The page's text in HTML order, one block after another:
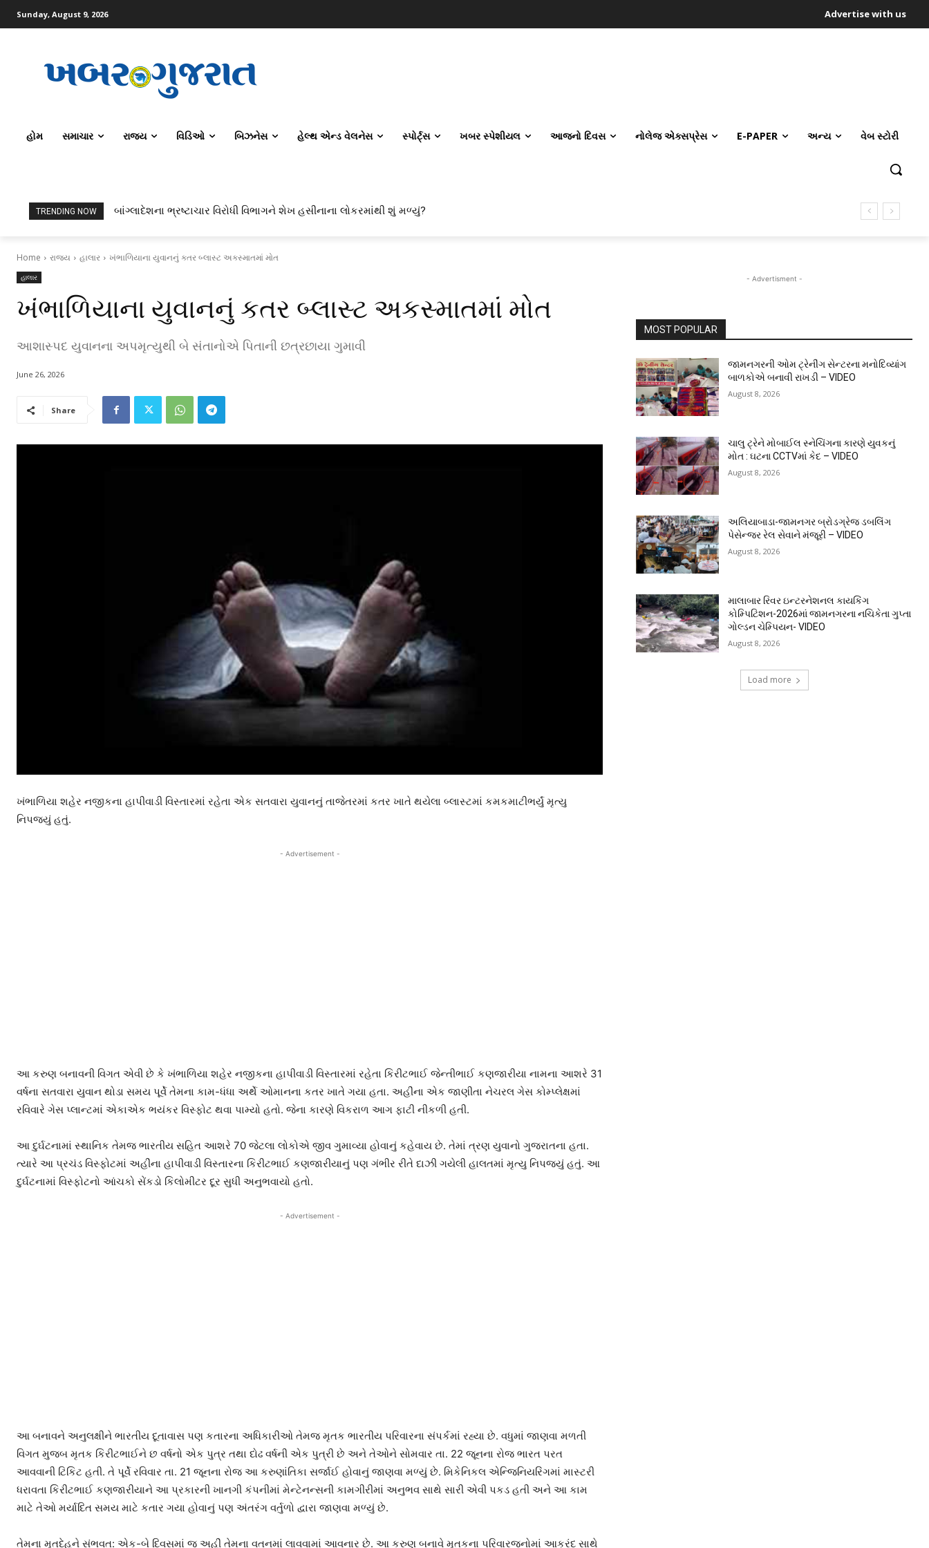
Sunday, August 9, 2026 Advertise with us
હોમ સમાચાર રાજ્ય વિડિઓ બિઝનેસ હેલ્થ એન્ડ વેલનેસ સ્પોર્ટ્સ ખબર સ્પેશીયલ આજનો દિવસ નોલેજ એક્સપ્રેસ E-PAPER અન્ય વેબ સ્ટોરી
TRENDING NOW બાંગ્લાદેશના ભ્રષ્ટાચાર વિરોધી વિભાગને શેખ હસીનાના લોકરમાંથી શું મળ્યું?
Home રાજ્ય હાલાર ખંભાળિયાના યુવાનનું કતર બ્લાસ્ટ અકસ્માતમાં મોત
હાલાર
ખંભાળિયાના યુવાનનું કતર બ્લાસ્ટ અકસ્માતમાં મોત
આશાસ્પદ યુવાનના અપમૃત્યુથી બે સંતાનોએ પિતાની છત્રછાયા ગુમાવી
June 26, 2026
Share
ખંભાળિયા શહેર નજીકના હાપીવાડી વિસ્તારમાં રહેતા એક સતવારા યુવાનનું તાજેતરમાં કતર ખાતે થયેલા બ્લાસ્ટમાં કમકમાટીભર્યું મૃત્યુ
નિપજ્યું હતું.
- Advertisement -
આ કરુણ બનાવની વિગત એવી છે કે ખંભાળિયા શહેર નજીકના હાપીવાડી વિસ્તારમાં રહેતા કિરીટભાઈ જેન્તીભાઈ કણજારીયા નામના આશરે 31
વર્ષના સતવારા યુવાન થોડા સમય પૂર્વે તેમના કામ-ધંધા અર્થે ઓમાનના કતર ખાતે ગયા હતા. અહીંના એક જાણીતા નેચરલ ગેસ કોમ્પ્લેક્ષમાં
રવિવારે ગેસ પ્લાન્ટમાં એકાએક ભયંકર વિસ્ફોટ થવા પામ્યો હતો. જેના કારણે વિકરાળ આગ ફાટી નીકળી હતી.
આ દુર્ઘટનામાં સ્થાનિક તેમજ ભારતીય સહિત આશરે 70 જેટલા લોકોએ જીવ ગુમાવ્યા હોવાનું કહેવાય છે. તેમાં ત્રણ યુવાનો ગુજરાતના હતા.
ત્યારે આ પ્રચંડ વિસ્ફોટમાં અહીંના હાપીવાડી વિસ્તારના કિરીટભાઈ કણજારીયાનું પણ ગંભીર રીતે દાઝી ગયેલી હાલતમાં મૃત્યુ નિપજ્યું હતું. આ
દુર્ઘટનામાં વિસ્ફોટનો આંચકો સેંકડો કિલોમીટર દૂર સુધી અનુભવાયો હતો.
- Advertisement -
આ બનાવને અનુલક્ષીને ભારતીય દૂતાવાસ પણ કતારના અધિકારીઓ તેમજ મૃતક ભારતીય પરિવારના સંપર્કમાં રહ્યા છે. વધુમાં જાણવા મળતી
વિગત મુજબ મૃતક કિરીટભાઈને છ વર્ષનો એક પુત્ર તથા દોઢ વર્ષની એક પુત્રી છે અને તેઓને સોમવાર તા. 22 જૂનના રોજ ભારત પરત
આવવાની ટિકિટ હતી. તે પૂર્વે રવિવાર તા. 21 જૂનના રોજ આ કરુણાંતિકા સર્જાઈ હોવાનું જાણવા મળ્યું છે. મિકેનિકલ એન્જિનિયરિંગમાં માસ્ટરી
ધરાવતા કિરીટભાઈ કણજારીયાને આ પ્રકારની ખાનગી કંપનીમાં મેન્ટેનન્સની કામગીરીમાં અનુભવ સાથે સારી એવી પકડ હતી અને આ કામ
માટે તેઓ મર્યાદિત સમય માટે કતાર ગયા હોવાનું પણ અંતરંગ વર્તુળો દ્વારા જાણવા મળ્યું છે.
તેમના મૃતદેહને સંભવત: એક-બે દિવસમાં જ અહીં તેમના વતનમાં લાવવામાં આવનાર છે. આ કરુણ બનાવે મૃતકના પરિવારજનોમાં આક્રંદ સાથે
- Advertisment -
MOST POPULAR
જામનગરની ઓમ ટ્રેનીંગ સેન્ટરના મનોદિવ્યાંગ
બાળકોએ બનાવી રાખડી – VIDEO
August 8, 2026
ચાલુ ટ્રેને મોબાઈલ સ્નેચિંગના કારણે યુવકનું
મોત : ઘટના CCTVમાં કેદ – VIDEO
August 8, 2026
અલિયાબાડા-જામનગર બ્રોડગ્રેજ ડબલિંગ
પેસેન્જર રેલ સેવાને મંજૂરી – VIDEO
August 8, 2026
માલાબાર રિવર ઇન્ટરનેશનલ કાયકિંગ
કોમ્પિટિશન-2026માં જામનગરના નચિકેતા ગુપ્તા
ગોલ્ડન ચેમ્પિયન- VIDEO
August 8, 2026
Load more